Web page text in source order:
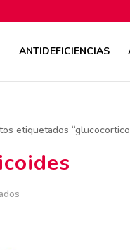
ANTIDEFICIENCIAS
etiquetados